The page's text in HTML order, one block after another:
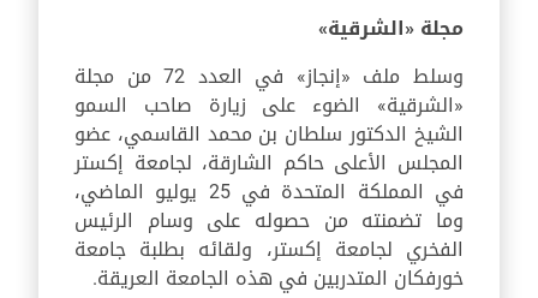
مجلة «الشرقية»
وسلط ملف «إنجاز» في العدد 72 من مجلة
«الشرقية» الضوء على زيارة صاحب السمو
الشيخ الدكتور سلطان بن محمد القاسمي، عضو
المجلس الأعلى حاكم الشارقة، لجامعة إكستر
في المملكة المتحدة في 25 يوليو الماضي،
وما تضمنته من حصوله على وسام الرئيس
الفخري لجامعة إكستر، ولقائه بطلبة جامعة
خورفكان المتدربين في هذه الجامعة العريقة.